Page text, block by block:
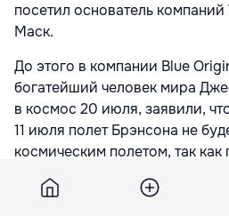
посетил основатель
Маск.
До этого в компании Blue
богатейший человек мира
в космос 20 июля, заявили,
11 июля полет Брэнсона не
космическим полетом, так
Кармана — общепризнанной
которой начинается космос.